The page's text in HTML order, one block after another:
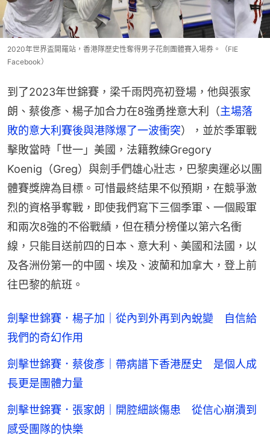
2020年世界盃開羅站，香港隊歷史性奪得男子花劍團體賽入場券。（FIE
Facebook）
到了2023年世錦賽，梁千雨閃亮初登場，他與張家
朗、蔡俊彥、楊子加合力在8強勇挫意大利（主場落
敗的意大利賽後與港隊爆了一波衝突），並於季軍戰
擊敗當時「世一」美國，法籍教練Gregory
Koenig（Greg）與劍手們雄心壯志，巴黎奧運必以團
體賽獎牌為目標。可惜最終結果不似預期，在競爭激
烈的資格爭奪戰，即使我們寫下三個季軍、一個殿軍
和兩次8強的不俗戰績，但在積分榜僅以第六名衝
線，只能目送前四的日本、意大利、美國和法國，以
及各洲份第一的中國、埃及、波蘭和加拿大，登上前
往巴黎的航班。
劍擊世錦賽．楊子加｜從內到外再到內蛻變 自信給
我們的奇幻作用
劍擊世錦賽．蔡俊彥｜帶病譜下香港歷史 是個人成
長更是團體力量
劍擊世錦賽．張家朗｜開腔細談傷患 從信心崩潰到
感受團隊的快樂